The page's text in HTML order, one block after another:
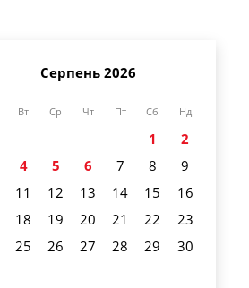
Серпень 2026
Вт Ср Чт Пт Сб Нд
1
2
4 5 6 7 8
9
11 12 13 14 15
16
18 19 20 21 22
23
25 26 27 28 29
30